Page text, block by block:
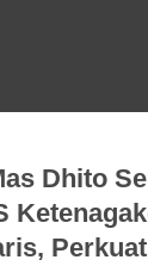
Dhito
Perkuat